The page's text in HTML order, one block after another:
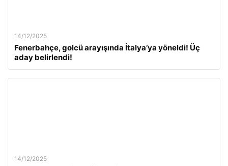
14/12/2025
Fenerbahçe, golcü arayışında İtalya’ya yöneldi! Üç
aday belirlendi!
14/12/2025